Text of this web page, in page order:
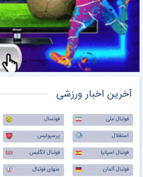
آخرین اخبار ورزشی
فوتبال ملی فوتسال
استقلال
پرسپولیس
فوتبال اسپانیا
فوتبال انگلیس
فوتبال آلمان
منهای فوتبال